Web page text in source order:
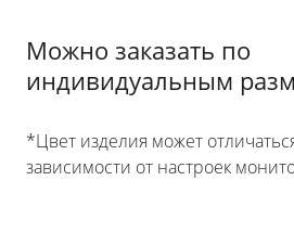
Можно заказать по
индивидуальным
*Цвет изделия может
зависимости от настроек